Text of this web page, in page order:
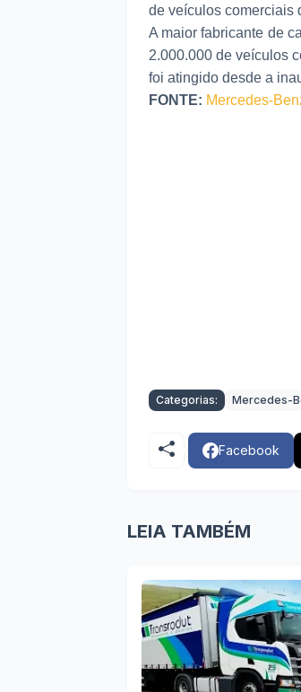
de veículos comerciais
A maior fabricante de
2.000.000 de veículos
foi atingido desde a
FONTE: Mercedes-
Categorias: Mercedes-
Facebook
LEIA TAMBÉM